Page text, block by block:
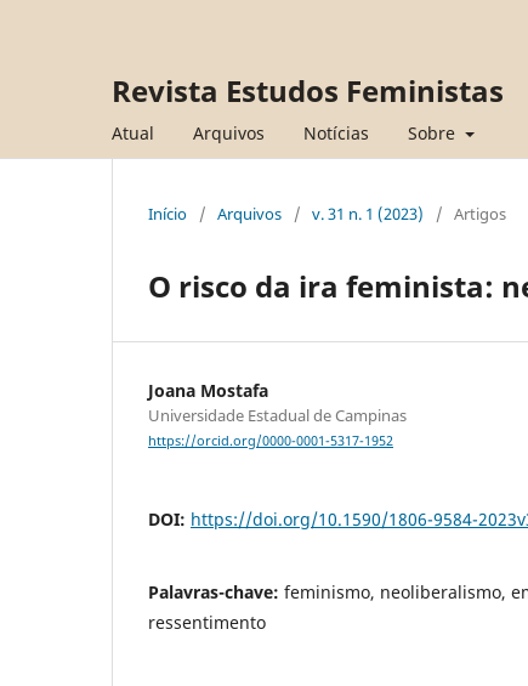
Revista Estudos Feministas
Atual Arquivos Notícias Sobre
Início / Arquivos / v. 31 n. 1 (2023) / Artigos
O risco da ira feminista:
Joana Mostafa
Universidade Estadual de Campinas
https://orcid.org/0000-0001-5317-1952
DOI: https://doi.org/10.1590/1806-9584-
Palavras-chave: feminismo, neoliberalismo,
ressentimento